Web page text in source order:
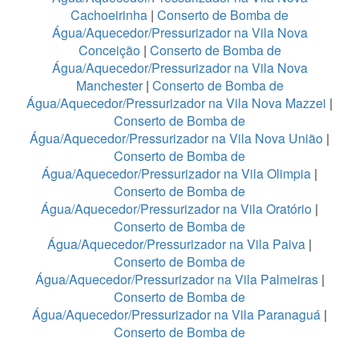
Cachoeirinha | Conserto de Bomba de
Água/Aquecedor/Pressurizador na Vila Nova
Conceição| Conserto de Bomba de
Água/Aquecedor/Pressurizador na Vila Nova
Manchester| Conserto de Bomba de
Água/Aquecedor/Pressurizador na Vila Nova Mazzei |
Conserto de Bomba de
Água/Aquecedor/Pressurizador na Vila Nova União |
Conserto de Bomba de
Água/Aquecedor/Pressurizador na Vila Olimpia |
Conserto de Bomba de
Água/Aquecedor/Pressurizador na Vila Oratório |
Conserto de Bomba de
Água/Aquecedor/Pressurizador na Vila Paiva |
Conserto de Bomba de
Água/Aquecedor/Pressurizador na Vila Palmeiras|
Conserto de Bomba de
Água/Aquecedor/Pressurizador na Vila Paranaguá |
Conserto de Bomba de